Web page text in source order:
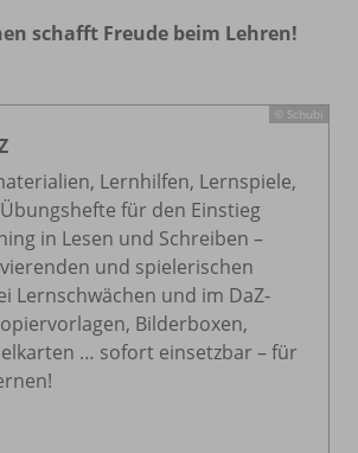
schafft Freude beim Lehren!
© Schubi
Lernhilfen, Lernspiele,
für den Einstieg
in Lesen und Schreiben –
und spielerischen
Lernschwächen und im DaZ-
Bilderboxen,
… sofort einsetzbar – für